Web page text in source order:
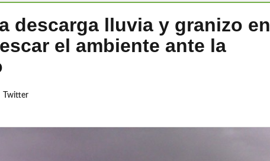
descarga lluvia y granizo en
el ambiente ante la
Twitter